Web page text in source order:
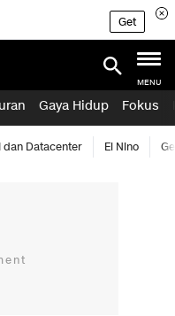
Get
MENU
Gaya Hidup Fokus
dan Datacenter El Nino